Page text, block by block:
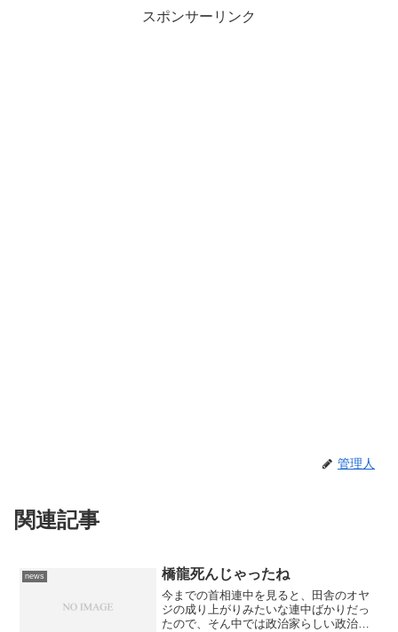
スポンサーリンク
管理人
関連記事
news 橋龍死んじゃったね
今までの首相連中を見ると、田舎のオヤ
ジの成り上がりみたいな連中ばかりだっ
たので、そん中では政治家らしい政治家